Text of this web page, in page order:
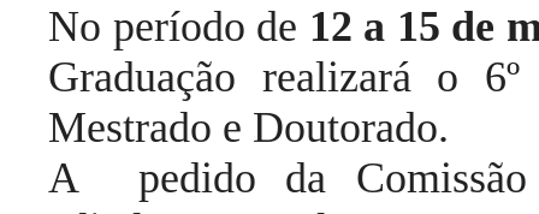
No período de 12 a 15 de
Graduação realizará o
Mestrado e Doutorado.
A pedido da Comissão